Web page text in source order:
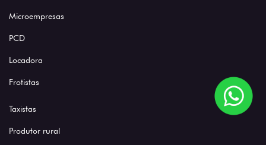
Microempresas
PCD
Locadora
Frotistas
Taxistas
Produtor rural